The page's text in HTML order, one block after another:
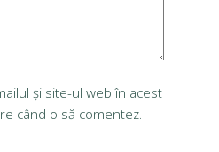
și site-ul web în acest
când o să comentez.